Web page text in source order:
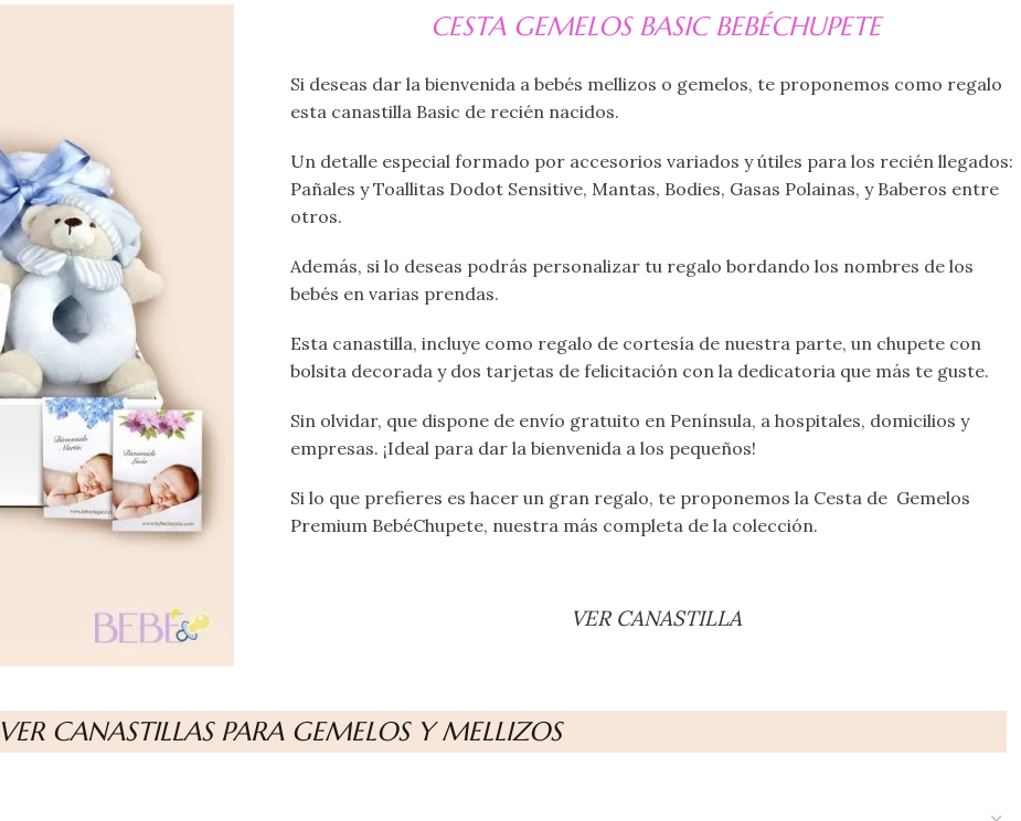
CESTA GEMELOS BASIC BEBÉCHUPETE
Si deseas dar la bienvenida a bebés mellizos o gemelos, te proponemos como regalo
esta canastilla Basic de recién nacidos.
Un detalle especial formado por accesorios variados y útiles para los recién llegados:
Pañales y Toallitas Dodot Sensitive, Mantas, Bodies, Gasas Polainas, y Baberos entre
otros.
Además, si lo deseas podrás personalizar tu regalo bordando los nombres de los
bebés en varias prendas.
Esta canastilla, incluye como regalo de cortesía de nuestra parte, un chupete con
bolsita decorada y dos tarjetas de felicitación con la dedicatoria que más te guste.
Sin olvidar, que dispone de envío gratuito en Península, a hospitales, domicilios y
empresas. ¡Ideal para dar la bienvenida a los pequeños!
Si lo que prefieres es hacer un gran regalo, te proponemos la Cesta de Gemelos
Premium BebéChupete, nuestra más completa de la colección.
VER CANASTILLA
VER CANASTILLAS PARA GEMELOS Y MELLIZOS